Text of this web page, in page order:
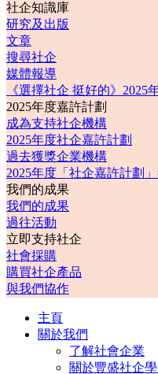
社企知識庫
研究及出版
文章
搜尋社企
媒體報導
《選擇社企 挺好的》2025
2025年度嘉許計劃
成為支持社企機構
2025年度社企嘉許計劃
過去獲獎企業機構
2025年度「社企嘉許計劃
我們的成果
我們的成果
過往活動
立即支持社企
社會採購
購買社企產品
與我們協作
主頁
關於我們
了解社會企業
關於豐盛社企